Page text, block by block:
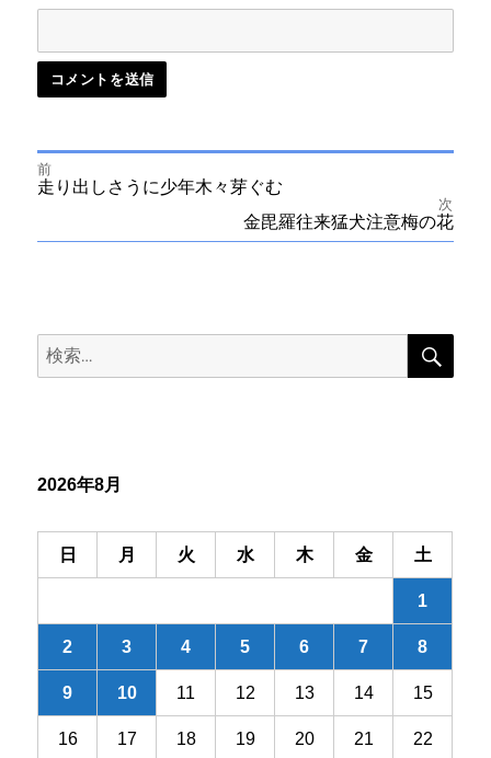
投
ゲ
ン
前
前
の
走り出しさうに少年木々芽ぐむ
次
金毘羅往来猛犬注意梅の花
検
索:
検
2026年8月
日 月 火 水 木 金 土
1
2 3 4 5 6 7 8
9 10 11 12 13 14 15
16 17 18 19 20 21 22